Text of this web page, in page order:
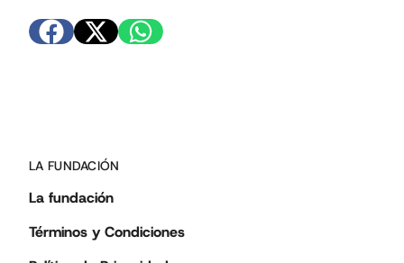
LA FUNDACIÓN
La fundación
Términos y Condiciones